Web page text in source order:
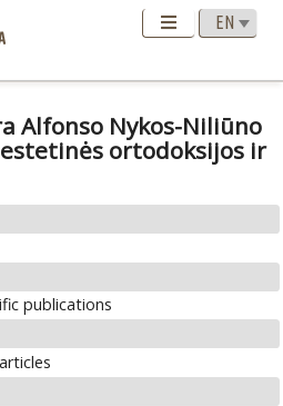
Alfonso Nykos-Niliūno
ortodoksijos ir
publications